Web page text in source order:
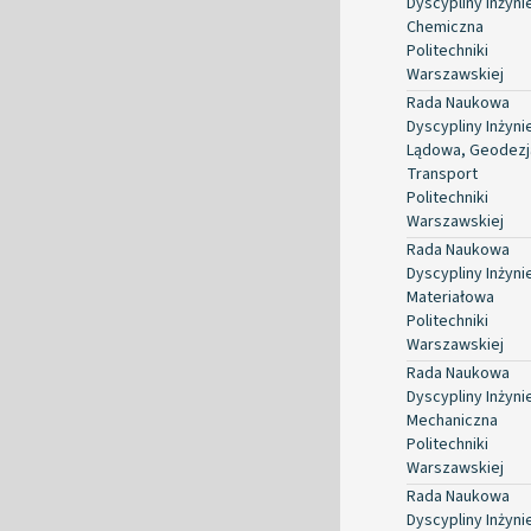
Chemiczna
Politechniki
Warszawskiej
Rada Naukowa
Dyscypliny
Lądowa,
Transport
Politechniki
Warszawskiej
Rada Naukowa
Dyscypliny
Materiałowa
Politechniki
Warszawskiej
Rada Naukowa
Dyscypliny
Mechaniczna
Politechniki
Warszawskiej
Rada Naukowa
Dyscypliny